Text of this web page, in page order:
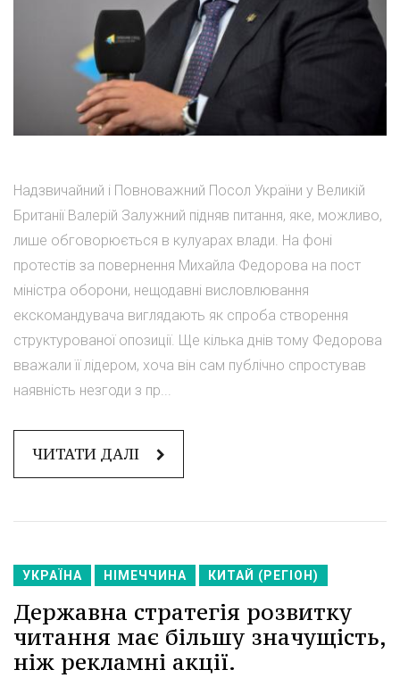
Надзвичайний і Повноважний Посол України у Великій
Британії Валерій Залужний підняв питання, яке, можливо,
лише обговорюється в кулуарах влади. На фоні
протестів за повернення Михайла Федорова на пост
міністра оборони, нещодавні висловлювання
екскомандувача виглядають як спроба створення
структурованої опозиції. Ще кілька днів тому Федорова
вважали її лідером, хоча він сам публічно спростував
наявність незгоди з пр...
ЧИТАТИ ДАЛІ
УКРАЇНА НІМЕЧЧИНА КИТАЙ (РЕГІОН)
Державна стратегія розвитку
читання має більшу значущість,
ніж рекламні акції.